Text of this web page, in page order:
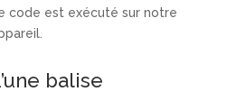
code est exécuté sur notre
balise